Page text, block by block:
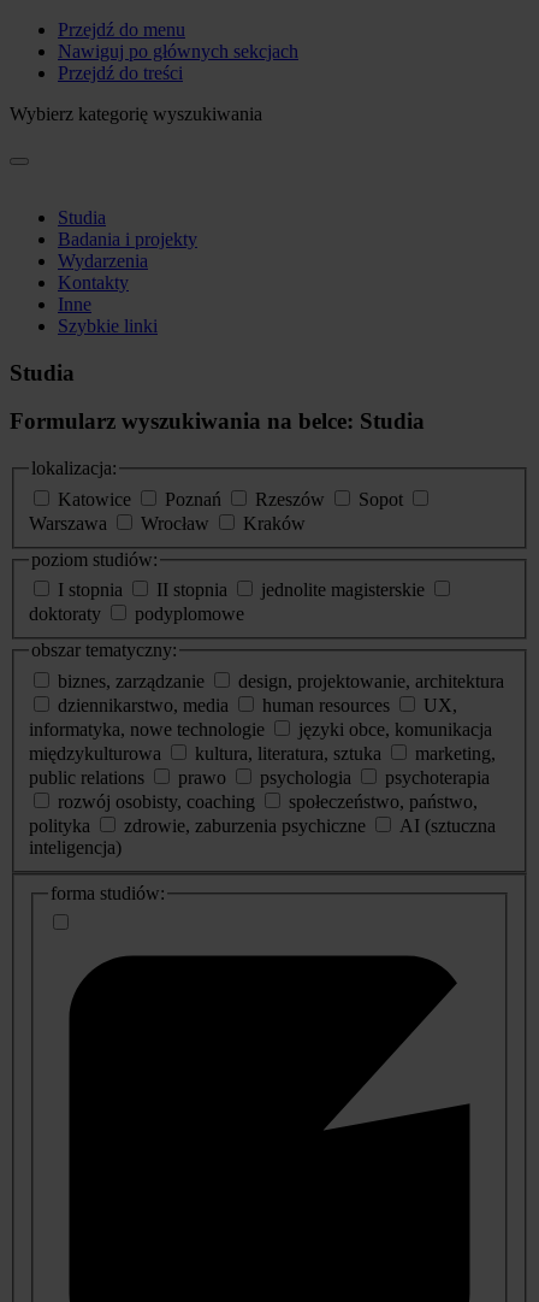
Przejdź do menu
Nawiguj po głównych sekcjach
Przejdź do treści
Wybierz kategorię wyszukiwania
Studia
Badania i projekty
Wydarzenia
Kontakty
Inne
Szybkie linki
Studia
Formularz wyszukiwania na belce: Studia
lokalizacja:
Katowice
Poznań Rzeszów
Sopot
Warszawa
Wrocław
Kraków
poziom studiów:
I stopnia
II stopnia
jednolite magisterskie
doktoraty
podyplomowe
obszar tematyczny:
biznes, zarządzanie
design, projektowanie, architektura
dziennikarstwo, media
human resources
UX,
informatyka, nowe technologie
języki obce, komunikacja
międzykulturowa
kultura, literatura, sztuka
marketing,
public relations
prawo psychologia
psychoterapia
rozwój osobisty, coaching
społeczeństwo, państwo,
polityka
zdrowie, zaburzenia psychiczne
AI (sztuczna
inteligencja)
dodatkowe
informacje
forma studiów: